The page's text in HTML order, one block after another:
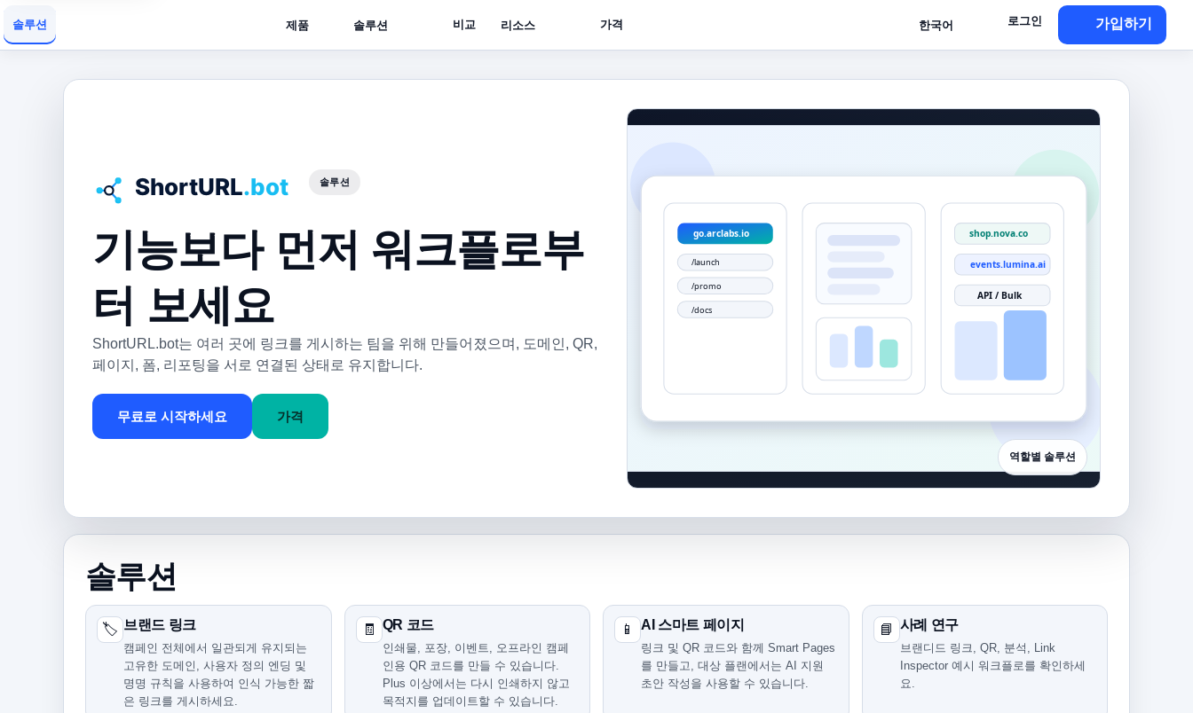
솔루션 제품 솔루션 비교 리소스 가격 한국어 로그인 가입하기
솔루션
기능보다 먼저 워크플로부
터 보세요
ShortURL.bot는 여러 곳에 링크를 게시하는 팀을 위해 만들어졌으며, 도메인, QR,
페이지, 폼, 리포팅을 서로 연결된 상태로 유지합니다.
무료로 시작하세요 가격
역할별 솔루션
솔루션
🏷️ 브랜드 링크
캠페인 전체에서 일관되게 유지되는
고유한 도메인, 사용자 정의 엔딩 및
명명 규칙을 사용하여 인식 가능한 짧
은 링크를 게시하세요.
🧾 QR 코드
인쇄물, 포장, 이벤트, 오프라인 캠페
인용 QR 코드를 만들 수 있습니다.
Plus 이상에서는 다시 인쇄하지 않고
목적지를 업데이트할 수 있습니다.
📱 AI 스마트 페이지
링크 및 QR 코드와 함께 Smart Pages
를 만들고, 대상 플랜에서는 AI 지원
초안 작성을 사용할 수 있습니다.
📘 사례 연구
브랜디드 링크, QR, 분석, Link
Inspector 예시 워크플로를 확인하세
요.